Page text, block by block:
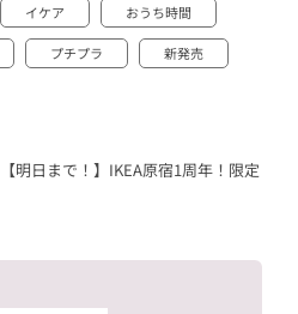
イケア おうち時間
プチプラ 新発売
【明日まで！】IKEA原宿1周年！限定